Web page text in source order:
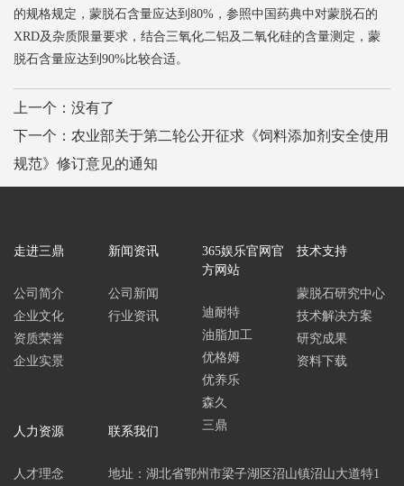
的规格规定，蒙脱石含量应达到 80% ，参照中国药典中对蒙脱石的
XRD及杂质限量要求，结合三氧化二铝及二氧化硅的含量测定，蒙
脱石含量应达到 90%比较合适。
上一个： 没有了
下一个： 农业部关于第二轮公开征求《饲料添加剂安全使用
规范》修订意见的通知
走进三鼎
公司简介
企业文化
资质荣誉
企业实景
新闻资讯
公司新闻
行业资讯
365娱乐官网官
方网站
迪耐特
油脂加工
优格姆
优养乐
森久
三鼎
技术支持
蒙脱石研究中心
技术解决方案
研究成果
资料下载
人力资源
人才理念
联系我们
地址：湖北省鄂州市梁子湖区沼山镇沼山大道特1